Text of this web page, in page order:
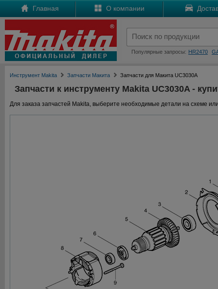
Главная О компании
Популярные запросы: HR2470
Инструмент Makita Запчасти Макита Запчасти для Макита UC3030A
Запчасти к инструменту Makita UC3030A -
Для заказа запчастей Makita, выберите необходимые детали на схеме